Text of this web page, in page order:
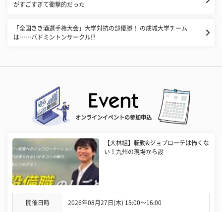
がすごすぎて衝撃的だった
「全国きき酒選手権大会」大学対抗の部優勝！ の成城大学チーム
は……バドミントンサークル!?
オンラインイベントの参加申込
【大林組】転勤&ジョブローテは怖くな
い！九州の現場から設
開催日時 2026年08月27日(木) 15:00〜16:00